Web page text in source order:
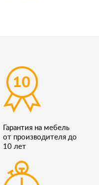
Гарантия на мебель
от производителя до
10 лет